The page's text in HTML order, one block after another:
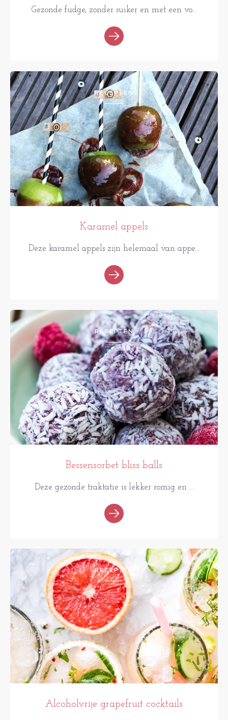
Gezonde fudge, zonder suiker en met een vo...
RECEPTEN
Karamel appels
Deze karamel appels zijn helemaal van appe...
RECEPTEN
Bessensorbet bliss balls
Deze gezonde traktatie is lekker romig en ...
RECEPTEN
Alcoholvrije grapefruit cocktails